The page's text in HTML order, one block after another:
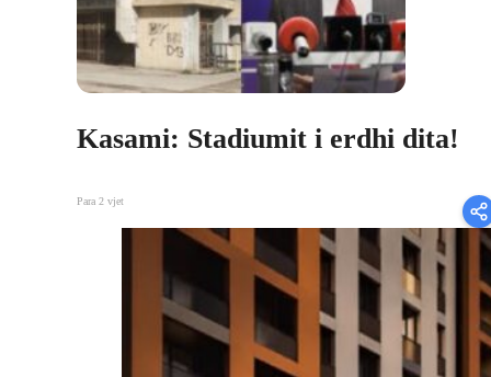
Kasami: Stadiumit i erdhi dita!
Para 2 vjet